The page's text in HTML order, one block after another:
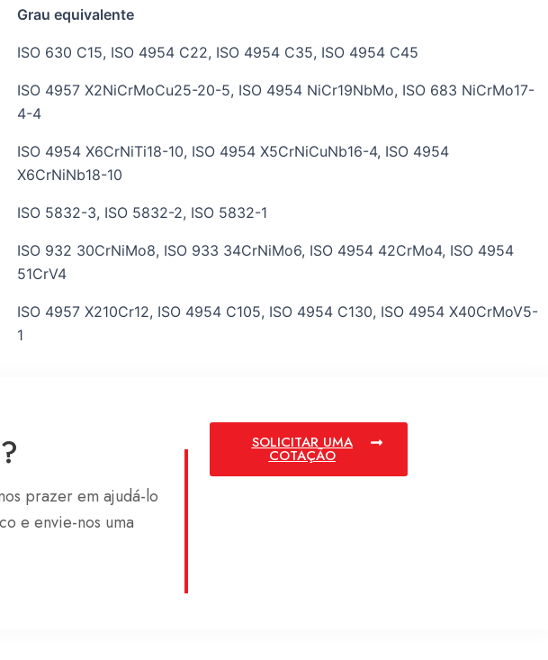
Grau equivalente
ISO 630 C15, ISO 4954 C22, ISO 4954 C35, ISO 4954 C45
ISO 4957 X2NiCrMoCu25-20-5, ISO 4954 NiCr19NbMo, ISO 683 NiCrMo17-
4-4
ISO 4954 X6CrNiTi18-10, ISO 4954 X5CrNiCuNb16-4, ISO 4954
X6CrNiNb18-10
ISO 5832-3, ISO 5832-2, ISO 5832-1
ISO 932 30CrNiMo8, ISO 933 34CrNiMo6, ISO 4954 42CrMo4, ISO 4954
51CrV4
ISO 4957 X210Cr12, ISO 4954 C105, ISO 4954 C130, ISO 4954 X40CrMoV5-
1
prazer em ajudá-lo
e envie-nos uma
SOLICITAR UMA
COTAÇÃO